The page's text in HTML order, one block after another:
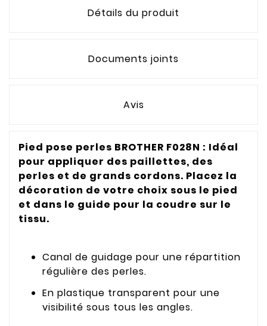
Détails du produit
Documents joints
Avis
Pied pose perles BROTHER F028N : Idéal
pour appliquer des paillettes, des
perles et de grands cordons. Placez la
décoration de votre choix sous le pied
et dans le guide pour la coudre sur le
tissu.
Canal de guidage pour une répartition
régulière des perles.
En plastique transparent pour une
visibilité sous tous les angles.